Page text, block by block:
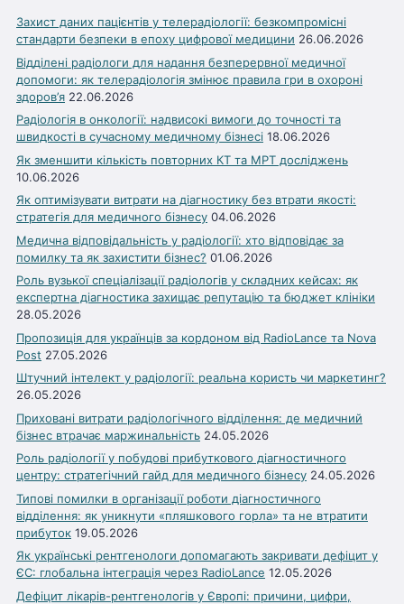
Захист даних пацієнтів у телерадіології: безкомпромісні
стандарти безпеки в епоху цифрової медицини 26.06.2026
Відділені радіологи для надання безперервної медичної
допомоги: як телерадіологія змінює правила гри в охороні
здоров’я 22.06.2026
Радіологія в онкології: надвисокі вимоги до точності та
швидкості в сучасному медичному бізнесі 18.06.2026
Як зменшити кількість повторних КТ та МРТ досліджень
10.06.2026
Як оптимізувати витрати на діагностику без втрати якості:
стратегія для медичного бізнесу 04.06.2026
Медична відповідальність у радіології: хто відповідає за
помилку та як захистити бізнес? 01.06.2026
Роль вузької спеціалізації радіологів у складних кейсах: як
експертна діагностика захищає репутацію та бюджет клініки
28.05.2026
Пропозиція для українців за кордоном від RadioLance та Nova
Post 27.05.2026
Штучний інтелект у радіології: реальна користь чи маркетинг?
26.05.2026
Приховані витрати радіологічного відділення: де медичний
бізнес втрачає маржинальність 24.05.2026
Роль радіології у побудові прибуткового діагностичного
центру: стратегічний гайд для медичного бізнесу 24.05.2026
Типові помилки в організації роботи діагностичного
відділення: як уникнути «пляшкового горла» та не втратити
прибуток 19.05.2026
Як українські рентгенологи допомагають закривати дефіцит у
ЄС: глобальна інтеграція через RadioLance 12.05.2026
Дефіцит лікарів-рентгенологів у Європі: причини, цифри,